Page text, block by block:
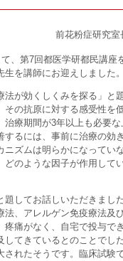
前花粉症研究室
、第7回都医学研都民講座
を講師にお迎えしました。
が効くしくみを探る」と
の抗原に対する感受性を
療期間が3年以上も必要
るには、事前に治療の効
ズムは明らかになってい
のような因子が作用して
してお話しいただきまし
、アレルゲン免疫療法及
痛がなく、自宅で投与で
てきているとのことでし
れたそうです。臨床試験